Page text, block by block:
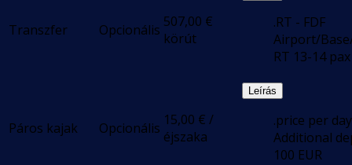
Transzfer Opcionális 507,00 €
körút
.RT - FDF
Airport/
RT 13-14 pax
Páros kajak Opcionális 15,00 € /
éjszaka
Leírás
.price per
Additional
100 EUR